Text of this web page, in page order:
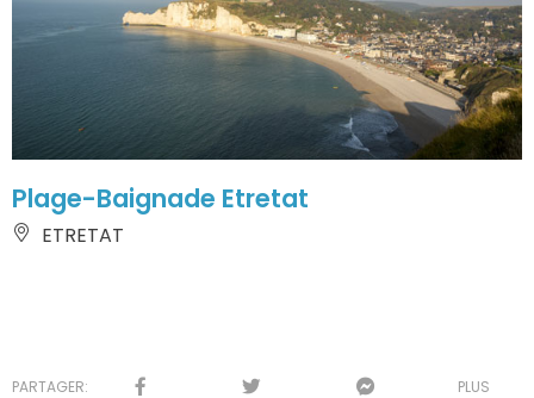
Plage-Baignade Etretat
ETRETAT
PARTAGER:
PLUS